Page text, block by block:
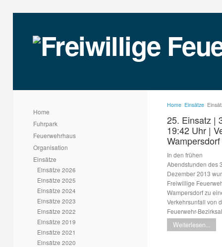
Home
Fuhrpark
Feuerwehrhaus
Organisation
Einsätze
Einsätze 2026
Einsätze 2025
Einsätze 2024
Einsätze 2023
Einsätze 2022
Einsätze 2019
Einsätze 2021
Einsätze 2020
Home Einsätze
25. Einsatz |
19:42 Uhr |
In den frühen
Abendstunden des
Dezember 2013
Freiwillige
Wampersdorf zu
Verkehrsunfall von
Feuerwehr-
Weiterlesen...